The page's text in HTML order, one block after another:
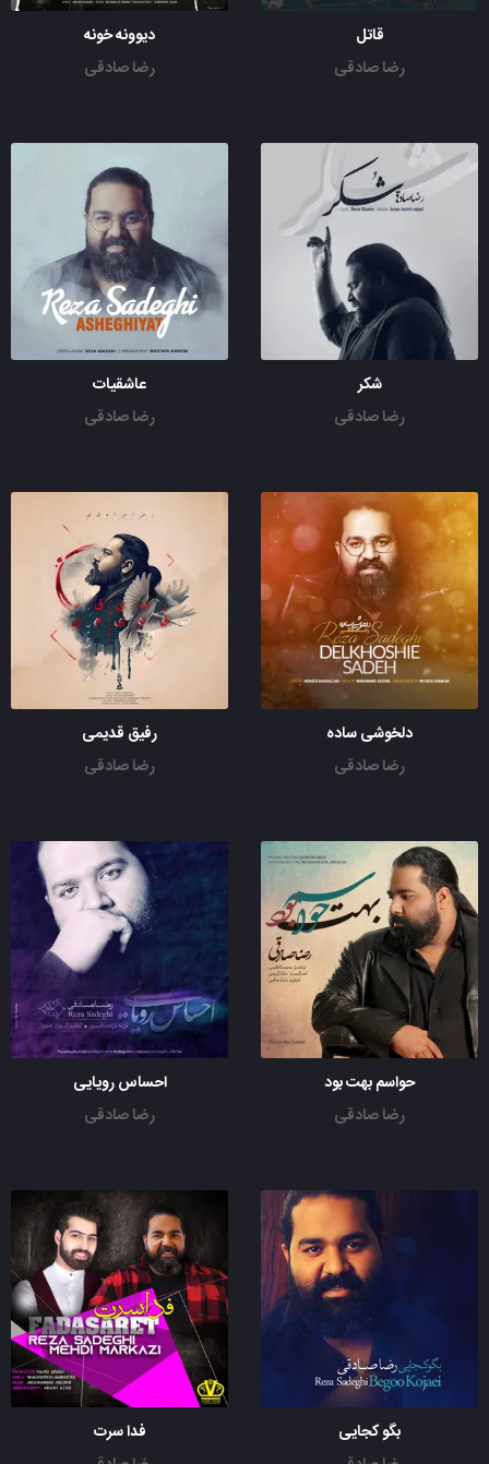
قاتل
رضا صادقی
دیوونه خونه
رضا صادقی
شکر
رضا صادقی
عاشقیات
رضا صادقی
دلخوشی ساده
رضا صادقی
رفیق قدیمی
رضا صادقی
حواسم بهت بود
رضا صادقی
احساس رویایی
رضا صادقی
بگو کجایی
فدا سرت